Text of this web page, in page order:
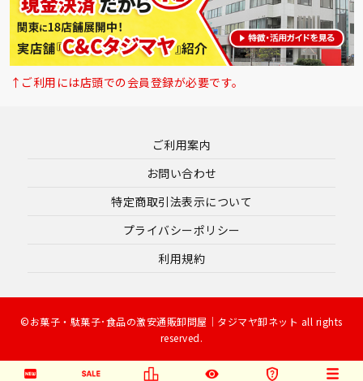
↑ご利用には店頭での会員登録が必要です。
ご利用案内
お問い合わせ
特定商取引法表示について
プライバシーポリシー
利用規約
©お菓子・駄菓子･食品の激安通販卸問屋｜タジマヤ卸ネット all rights
reserved.